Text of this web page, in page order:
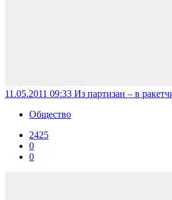
11.05.2011 09:33 Из партизан – в
Общество
2425
0
0